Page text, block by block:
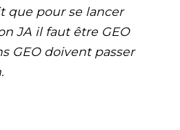
que pour se lancer
JA il faut être GEO
GEO doivent passer